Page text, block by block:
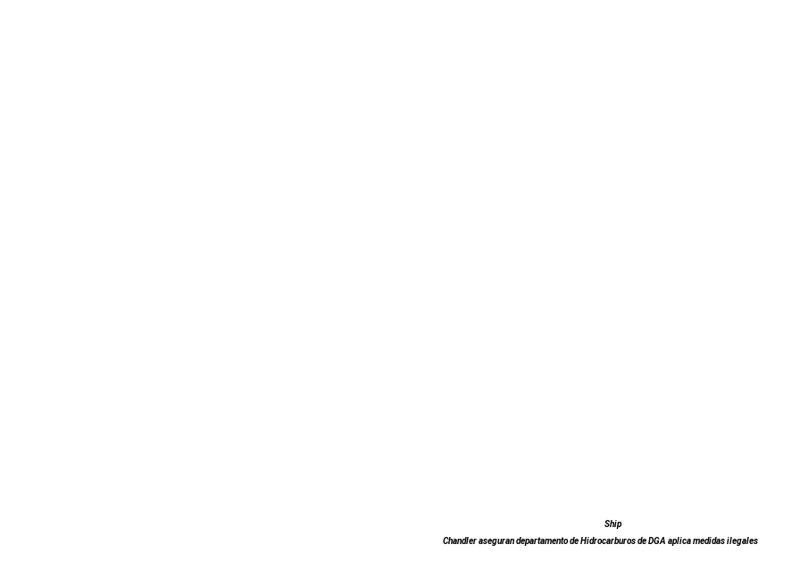
Ship
Chandler aseguran departamento de Hidrocarburos de DGA aplica medidas ilegales